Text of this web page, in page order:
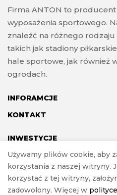
Firma ANTON to
wyposażenia sportowego.
znaleźć na różnego
takich jak stadiony
hale sportowe, jak również
ogrodach.
INFORAMCJE
KONTAKT
INWESTYCJE
© ANTON 2024
Używamy plików cookie, aby
korzystania z naszej witryny.
korzystać z tej witryny,
zadowolony. Więcej w